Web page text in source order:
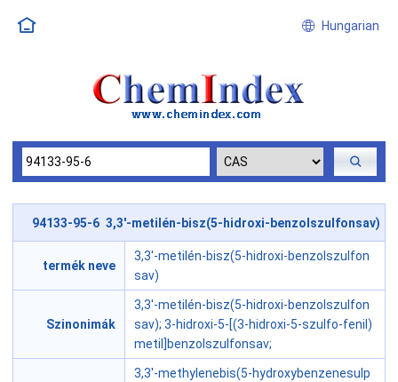
Hungarian
94133-95-6 3,3'-metilén-bisz(5-hidroxi-benzolszulfonsav)
termék neve
3,3'-metilén-bisz(5-hidroxi-benzolszulfon
sav)
Szinonimák
3,3'-metilén-bisz(5-hidroxi-benzolszulfon
sav); 3-hidroxi-5-[(3-hidroxi-5-szulfo-fenil)
metil]benzolszulfonsav;
3,3'-methylenebis(5-hydroxybenzenesulp